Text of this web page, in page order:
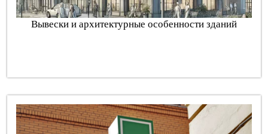
Вывески и архитектурные особенности зданий